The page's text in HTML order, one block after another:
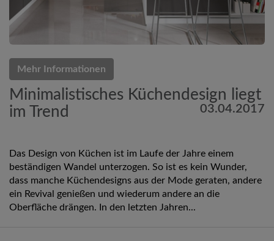
Mehr Informationen
Minimalistisches Küchendesign liegt
im Trend
03.04.2017
Das Design von Küchen ist im Laufe der Jahre einem
beständigen Wandel unterzogen. So ist es kein Wunder,
dass manche Küchendesigns aus der Mode geraten, andere
ein Revival genießen und wiederum andere an die
Oberfläche drängen. In den letzten Jahren...